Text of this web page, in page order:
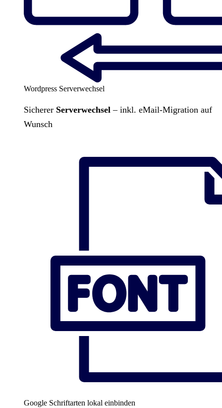
Wordpress Serverwechsel
Sicherer Serverwechsel – inkl. eMail-Migration auf
Wunsch
Google Schriftarten lokal einbinden